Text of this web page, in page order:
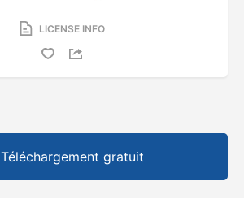
LICENSE INFO
Téléchargement gratuit